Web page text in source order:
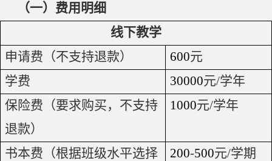
（一） 费用明细
线下教学
申请费（不支持退款）
600元
学费
30000元/学年
保险费（要求购买，不支持
退款）
1000元/学年
书本费（根据班级水平选择
200-500元/学期